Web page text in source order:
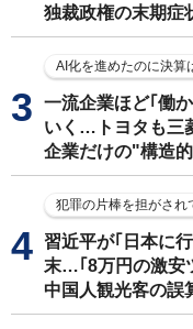
独裁政権の末期症
AI化を進めたのに決算
一流企業ほど｢働
いく…トヨタも三
企業だけの"構造
犯罪の片棒を担がされ
習近平が｢日本に
末…｢8万円の激安
中国人観光客の誤